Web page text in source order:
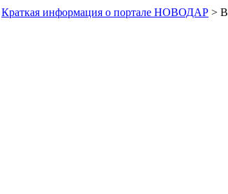
Краткая информация о портале НОВОДАР > В